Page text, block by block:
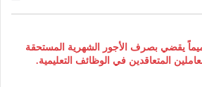
يقضي بصرف الأجور الشهرية المستحقة
المتعاقدين في الوظائف التعليمية.